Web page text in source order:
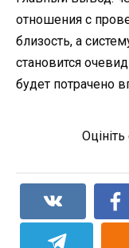
отношения с
близость, а
становится
будет потрачено